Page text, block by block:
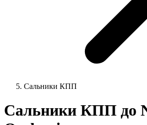
Сальники КПП
Сальники КПП до